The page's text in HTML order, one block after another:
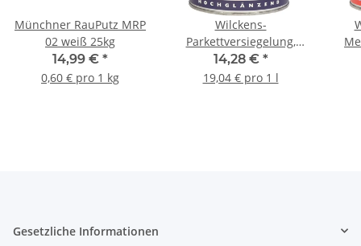
Münchner RauPutz MRP
02 weiß 25kg
14,99 € *
0,60 € pro 1 kg
Wilckens-
Parkettversiegelung,
hochglänzend, 0,75 l
14,28 € *
19,04 € pro 1 l
Gesetzliche Informationen